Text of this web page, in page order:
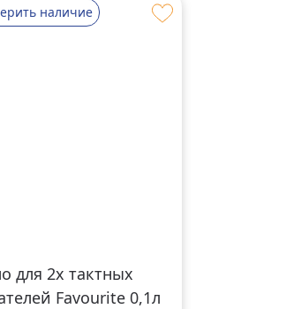
наличие
для 2х тактных
Favourite 0,1л